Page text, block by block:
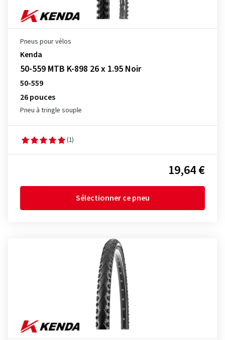
Pneus pour vélos
Kenda
50-559 MTB K-898 26 x 1.95 Noir
50-559
26 pouces
Pneu à tringle souple
(1)
19,64 €
Sélectionner ce pneu